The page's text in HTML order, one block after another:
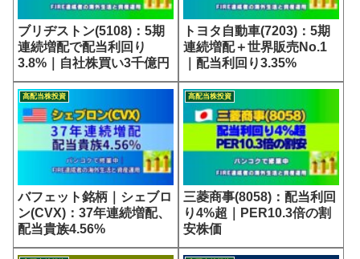
ブリヂストン(5108)：5期
連続増配で配当利回り
3.8%｜自社株買い3千億円
トヨタ自動車(7203)：5期
連続増配＋世界販売No.1
｜配当利回り3.35%
高配当株投資
バフェット銘柄｜シェブロ
ン(CVX)：37年連続増配、
配当貴族4.56%
高配当株投資
三菱商事(8058)：配当利回
り4%超｜PER10.3倍の割
安株価